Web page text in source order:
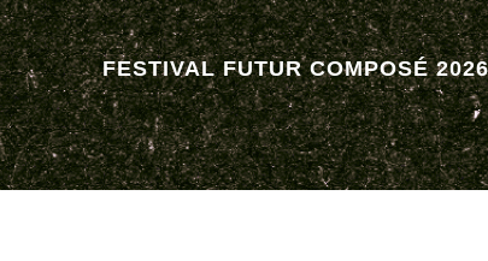
FESTIVAL FUTUR COMPOSÉ 2026